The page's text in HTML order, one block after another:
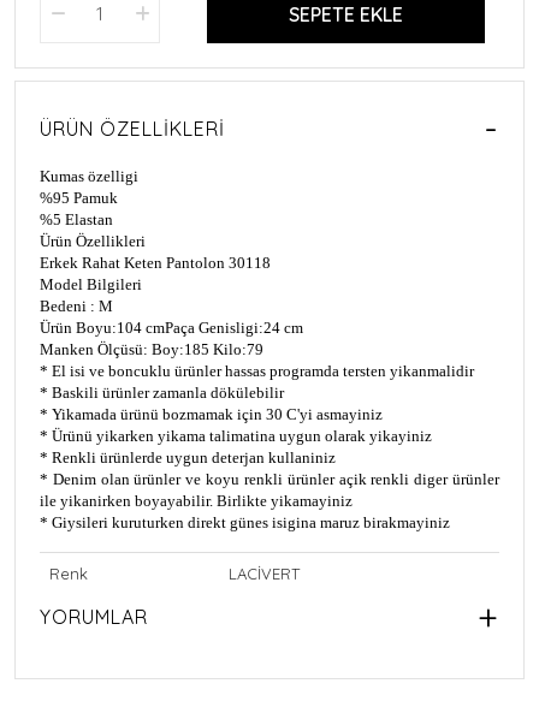
SEPETE EKLE
ÜRÜN ÖZELLIKLERI
Kumas özelligi
%95 Pamuk
%5 Elastan
Ürün Özellikleri
Erkek Rahat Keten Pantolon 30118
Model Bilgileri
Bedeni : M
Ürün Boyu:104 cmPaça Genisligi:24 cm
Manken Ölçüsü: Boy:185 Kilo:79
* El isi ve boncuklu ürünler hassas programda tersten yikanmalidir
* Baskili ürünler zamanla dökülebilir
* Yikamada ürünü bozmamak için 30 C'yi asmayiniz
* Ürünü yikarken yikama talimatina uygun olarak yikayiniz
* Renkli ürünlerde uygun deterjan kullaniniz
* Denim olan ürünler ve koyu renkli ürünler açik renkli diger ürünler
ile yikanirken boyayabilir. Birlikte yikamayiniz
* Giysileri kuruturken direkt günes isigina maruz birakmayiniz
Renk LACİVERT
YORUMLAR